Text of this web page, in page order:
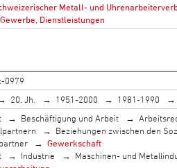
Metall- und
Dienstleistungen
0979
20. Jh. 1951-2000 1981-1990
Beschäftigung und Arbeit
Beziehungen zwischen den
Gewerkschaft
Industrie Maschinen- und